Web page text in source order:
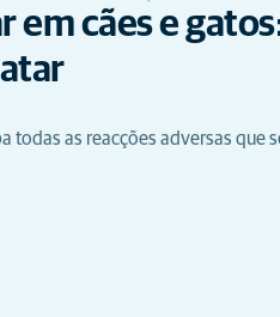
em cães e
todas as reacções adversas que